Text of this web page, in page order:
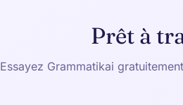
Prêt à
Essayez Grammatikai